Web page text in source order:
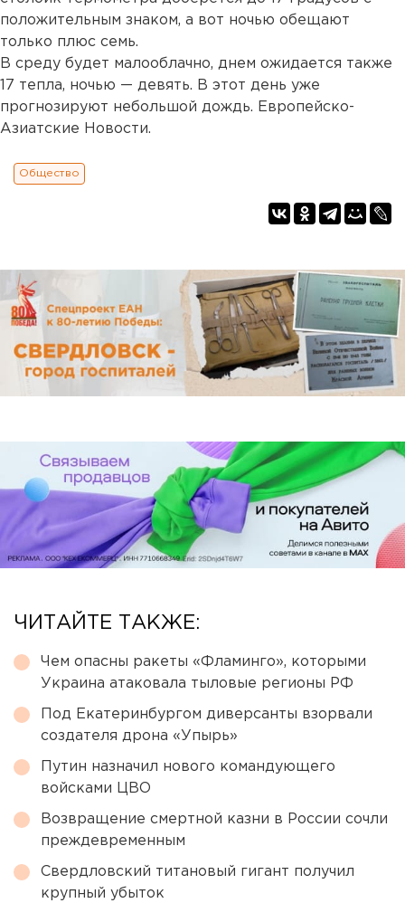
положительным знаком, а вот ночью обещают
только плюс семь.
В среду будет малооблачно, днем ожидается также
17 тепла, ночью — девять. В этот день уже
прогнозируют небольшой дождь. Европейско-
Азиатские Новости.
Общество
ЧИТАЙТЕ ТАКЖЕ:
Чем опасны ракеты «Фламинго», которыми
Украина атаковала тыловые регионы РФ
Под Екатеринбургом диверсанты взорвали
создателя дрона «Упырь»
Путин назначил нового командующего
войсками ЦВО
Возвращение смертной казни в России сочли
преждевременным
Свердловский титановый гигант получил
крупный убыток